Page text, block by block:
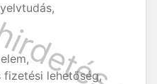
fizetési lehetőség,